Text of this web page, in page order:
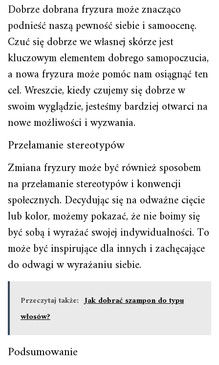
Dobrze dobrana fryzura może znacząco
podnieść naszą pewność siebie i samoocenę.
Czuć się dobrze we własnej skórze jest
kluczowym elementem dobrego samopoczucia,
a nowa fryzura może pomóc nam osiągnąć ten
cel. Wreszcie, kiedy czujemy się dobrze w
swoim wyglądzie, jesteśmy bardziej otwarci na
nowe możliwości i wyzwania.
Przełamanie stereotypów
Zmiana fryzury może być również sposobem
na przełamanie stereotypów i konwencji
społecznych. Decydując się na odważne cięcie
lub kolor, możemy pokazać, że nie boimy się
być sobą i wyrażać swojej indywidualności. To
może być inspirujące dla innych i zachęcające
do odwagi w wyrażaniu siebie.
Przeczytaj także: Jak dobrać szampon do typu
włosów?
Podsumowanie